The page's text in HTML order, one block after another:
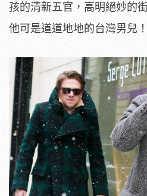
孩的清新五官，高明絕妙的
他可是道道地地的台灣男兒！